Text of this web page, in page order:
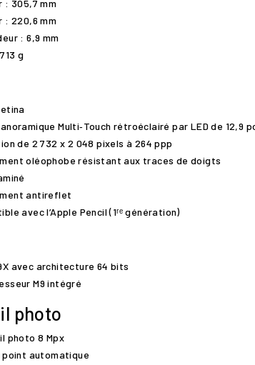
: 305,7 mm
: 220,6 mm
: 6,9 mm
g
Multi‑Touch rétroéclairé par LED de 12,9
de 2 732 x 2 048 pixels à 264 ppp
oléophobe résistant aux traces de doigts
antireflet
avec l’Apple Pencil (1ʳᵉ génération)
avec architecture 64 bits
M9 intégré
photo
photo 8 Mpx
point automatique